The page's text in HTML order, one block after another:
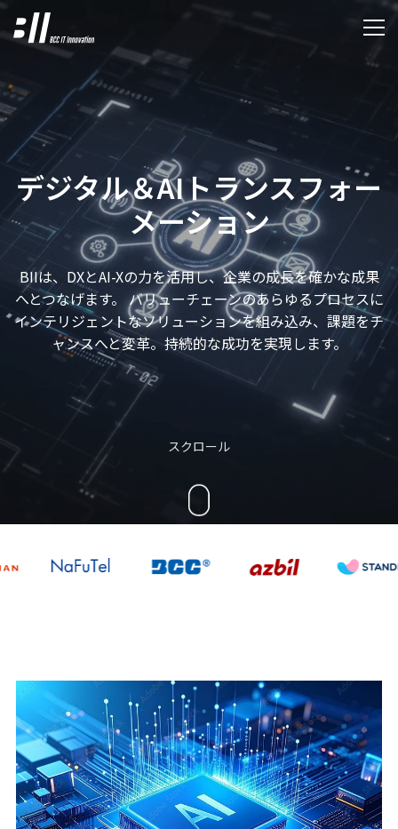
デジタル＆AIトランスフォー
メーション
BIIは、DXとAI-Xの力を活用し、企業の成長を確かな成果
へとつなげます。 バリューチェーンのあらゆるプロセスに
インテリジェントなソリューションを組み込み、課題をチ
ャンスへと変革。持続的な成功を実現します。
スクロール